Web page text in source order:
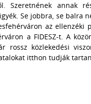
Szeretnének annak
Se jobbra, se balra
az
a FIDESZ-t. A
rossz közlekedési
itthon tudják